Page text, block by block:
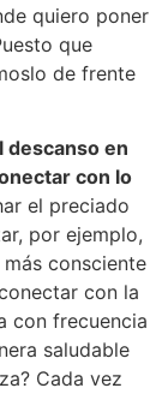
quiero poner
que
de frente
descanso en
con lo
el preciado
por ejemplo,
consciente
con la
con frecuencia
saludable
Cada vez